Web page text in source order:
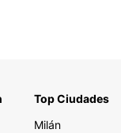
Top Ciudades
Milán